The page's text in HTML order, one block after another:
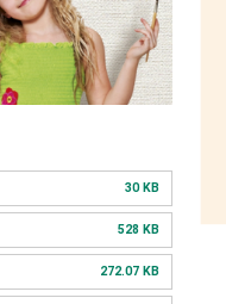
30 KB
528 KB
272.07 KB